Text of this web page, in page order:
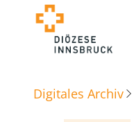
Digitales Archiv